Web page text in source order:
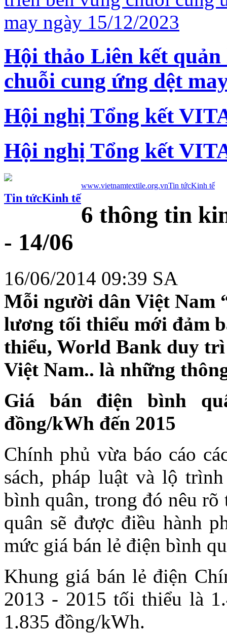
Hội thảo Liên kết
chuỗi cung ứng dệt
Hội nghị Tổng kết
Hội nghị Tổng kết
Tin tứcKinh tế
www.vietnamtextile.org.vnTin tứcKinh tế
6 thông tin
- 14/06
16/06/2014 09:39 SA
Mỗi người dân Việt Nam
lương tối thiểu mới đảm
thiểu, World Bank duy
Việt Nam.. là những
Giá bán điện bình
đồng/kWh đến 2015
Chính phủ vừa báo cáo
sách, pháp luật và lộ
bình quân, trong đó nêu
quân sẽ được điều hành
mức giá bán lẻ điện bình
Khung giá bán lẻ điện
2013 - 2015 tối thiểu là
1.835 đồng/kWh.